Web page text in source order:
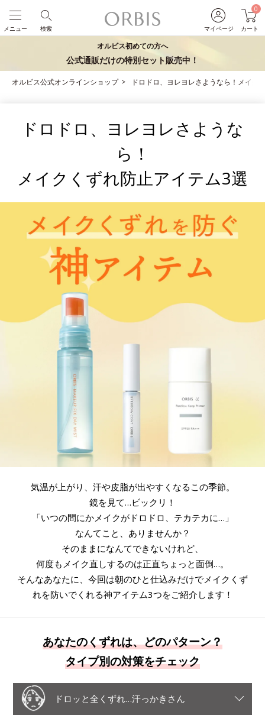
マイページ
0
カート
検索
メニュー
オルビス初めての方へ
公式通販だけの特別セット販売中！
オルビス公式オンラインショップ ドロドロ、ヨレヨレさようなら！メイク
ドロドロ、ヨレヨレさような
ら！
メイクくずれ防止アイテム3選
気温が上がり、汗や皮脂が出やすくなるこの季節。
鏡を見て…ビックリ！
「いつの間にかメイクがドロドロ、テカテカに…」
なんてこと、ありませんか？
そのままになんてできないけれど、
何度もメイク直しするのは正直ちょっと面倒…。
そんなあなたに、今回は朝のひと仕込みだけでメイクくず
れを防いでくれる神アイテム3つをご紹介します！
あなたのくずれは、どのパターン？
タイプ別の対策をチェック
ドロッと全くずれ…汗っかきさん